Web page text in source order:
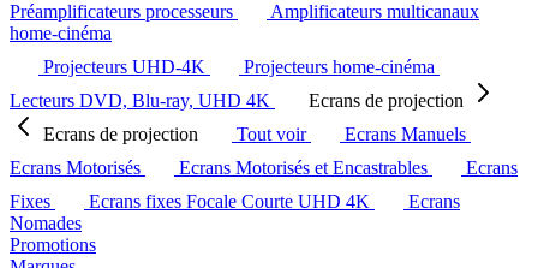
Préamplificateurs processeurs
Amplificateurs multicanaux
home-cinéma
Projecteurs UHD-4K
Projecteurs home-cinéma
Lecteurs DVD, Blu-ray, UHD 4K
Ecrans de projection
Ecrans de projection
Tout voir
Ecrans Manuels
Ecrans Motorisés
Ecrans Motorisés et Encastrables
Ecrans
Fixes
Ecrans fixes Focale Courte UHD 4K
Ecrans
Nomades
Promotions